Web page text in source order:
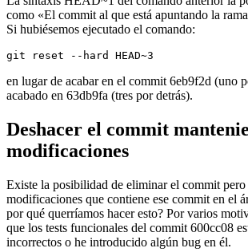
como «El commit al que está apuntando la
Si hubiésemos ejecutado el comando:
git reset --hard HEAD~3
en lugar de acabar en el commit 6eb9f2d (uno
acabado en 63db9fa (tres por detrás).
Deshacer el commit
modificaciones
Existe la posibilidad de eliminar el commit pero
modificaciones que contiene ese commit en el
por qué querríamos hacer esto? Por varios
que los tests funcionales del commit 600cc08
incorrectos o he introducido algún bug en él.